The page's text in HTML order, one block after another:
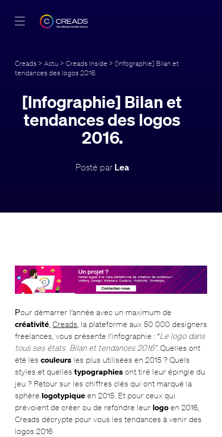
Offres
À propos
Guide
Creads > Actu > Creads Inside > [Infographie] Bilan et
tendances des logos 2016.
[Infographie] Bilan et
tendances des logos
2016.
Posté par Lea
Pour démarrer l’année avec un maximum de
créativité, Creads, la plateforme aux 50 000 designers
freelances, vous présente l’infographie : “Le logo dans
tous ses états. Bilan et tendances 2016”. Quelles ont
été les couleursles plus utilisées en 2015 ? Quels
styles et quelles typographiesont tiré leur épingle du
jeu ? Retour sur les chiffres clés qui ont marqué la
sphère logotypiqueen 2015. Et pour ceux qui
prévoient de créer ou de refondre leur logoen 2016,
Creads décrypte pour vous les tendances à venir des
logos 2016